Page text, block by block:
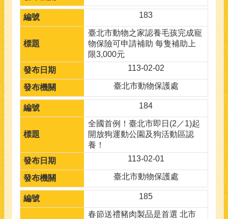
183
臺北市動物之家認養毛孩完成寵
物保險可申請補助 每隻補助上
限3,000元
113-02-02
臺北市動物保護處
184
全國首例！臺北市即日(2／1)起
開放狗運動公園及狗活動區認
養！
113-02-01
臺北市動物保護處
185
春節送禮豬肉製品是首選 北市